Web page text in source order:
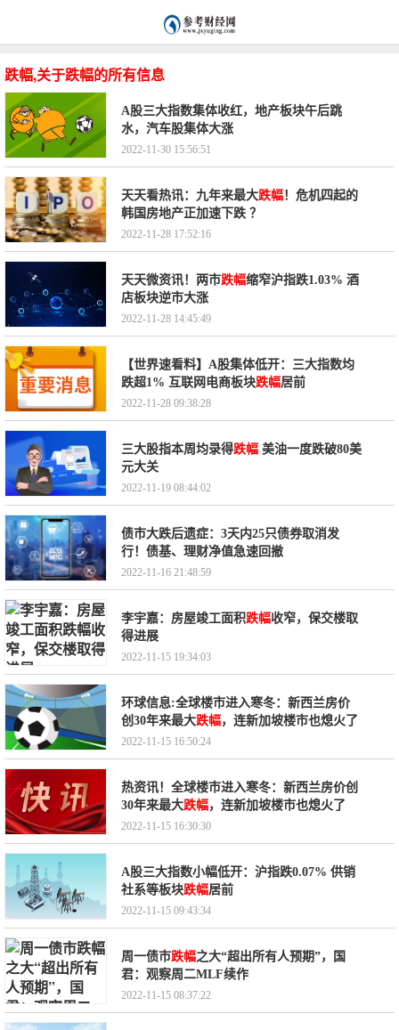
跌幅,关于跌幅的所有信息
A股三大指数集体收红，地产板块午后跳
水，汽车股集体大涨
2022-11-30 15:56:51
天天看热讯：九年来最大跌幅！危机四起的
韩国房地产正加速下跌 ？
2022-11-28 17:52:16
天天微资讯！两市跌幅缩窄沪指跌1.03% 酒
店板块逆市大涨
2022-11-28 14:45:49
【世界速看料】A股集体低开：三大指数均
跌超1% 互联网电商板块跌幅居前
2022-11-28 09:38:28
三大股指本周均录得跌幅 美油一度跌破80美
元大关
2022-11-19 08:44:02
债市大跌后遗症：3天内25只债券取消发
行！债基、理财净值急速回撤
2022-11-16 21:48:59
李宇嘉：房屋竣工面积跌幅收窄，保交楼取
得进展
2022-11-15 19:34:03
环球信息:全球楼市进入寒冬：新西兰房价
创30年来最大跌幅，连新加坡楼市也熄火了
2022-11-15 16:50:24
热资讯！全球楼市进入寒冬：新西兰房价创
30年来最大跌幅，连新加坡楼市也熄火了
2022-11-15 16:30:30
A股三大指数小幅低开：沪指跌0.07% 供销
社系等板块跌幅居前
2022-11-15 09:43:34
周一债市跌幅之大“超出所有人预期”，国
君：观察周二MLF续作
2022-11-15 08:37:22